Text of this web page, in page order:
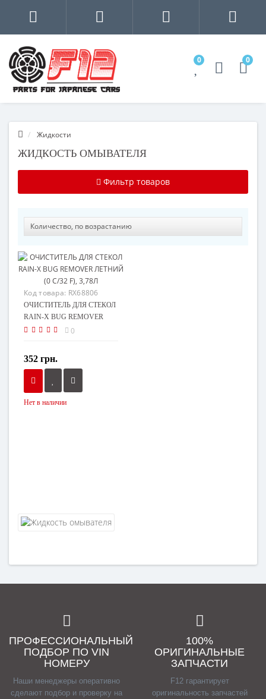
0 0
Жидкости
ЖИДКОСТЬ ОМЫВАТЕЛЯ
Фильтр товаров
Код товара: RX68806
ОЧИСТИТЕЛЬ ДЛЯ СТЕКОЛ
RAIN-X BUG REMOVER
ЛЕТНИЙ (0 С/32 F), 3,78Л
0
352 грн.
Нет в наличии
ПРОФЕССИОНАЛЬНЫЙ
ПОДБОР ПО VIN
НОМЕРУ
Наши менеджеры оперативно
сделают подбор и проверку на
100%
ОРИГИНАЛЬНЫЕ
ЗАПЧАСТИ
F12 гарантирует
оригинальность запчастей